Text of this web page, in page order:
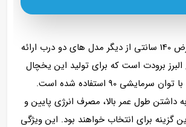
عرض 140 سانتی از دیگر مدل های دو درب ارائه
برودت است که برای تولید این یخچال
از کمپرسور امبراکو با توان سرمایشی 90 استفاده شده است.
داشتن طول عمر بالا، مصرف انرژی پایین و
گزینه برای انتخاب خواهند بود. این ویژگی